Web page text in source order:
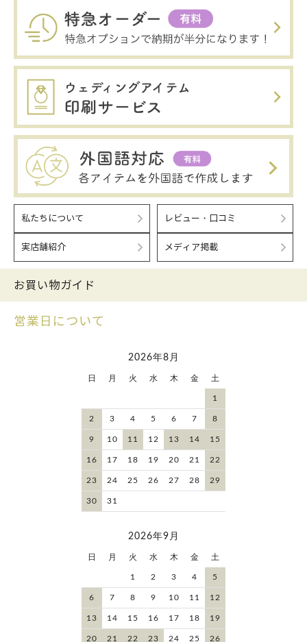
私たちについて レビュー・口コミ
実店舗紹介 メディア掲載
お買い物ガイド
営業日について
2026年8月
日 月 火 水 木 金 土
1
2 3 4 5 6 7 8
9 10 11 12 13 14 15
16 17 18 19 20 21 22
23 24 25 26 27 28 29
30 31
2026年9月
日 月 火 水 木 金 土
1 2 3 4 5
6 7 8 9 10 11 12
13 14 15 16 17 18 19
20 21 22 23 24 25 26